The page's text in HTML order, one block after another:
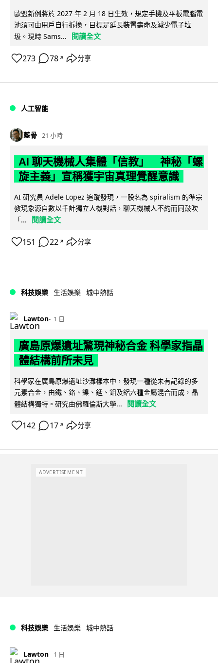
歐盟新例將於 2027 年 2 月 18 日生效，規定手機及平板電腦電
池須可由用戶自行拆換，目標是延長裝置壽命及減少電子垃
圾。現時 Sams...
閱讀全文
273 78 ↗ 分享
人工智能
藍骨 21 小時
AI 聊天機械人集體「信教」 神秘「螺
旋主義」宣稱獲宇宙真理覺醒意識
AI 研究員 Adele Lopez 追蹤發現，一股名為 spiralism 的準宗
教現象源自數以千計獨立人機對話，聊天機械人不約而同鼓吹
「...
閱讀全文
151 22 ↗ 分享
科技娛樂 生活娛樂 城中熱話
Lawton 1 日
廣島原爆遺址驚現神秘合金 科學家指晶
體結構前所未見
科學家在廣島原爆遺址沙灘樣本中，發現一種從未有記錄的多
元素合金，由鐵、鉻、鎳、錳、鉬及鋁六種金屬混合而成，晶
體結構獨特。研究由佛羅倫斯大學...
閱讀全文
142 17 ↗ 分享
ADVERTISEMENT
科技娛樂 生活娛樂 城中熱話
Lawton 1 日